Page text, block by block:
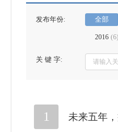
发布年份: 全部
2016 (6)
关 键 字:
1 未来五年